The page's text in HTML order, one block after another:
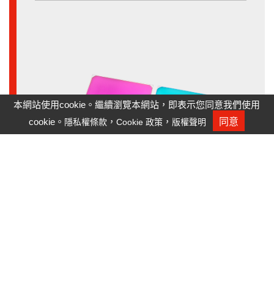
人才招募
本網站使用cookie。繼續瀏覽本網站，即表示您同意我們使用
cookie。 隱私權條款 ，Cookie 政策 ， 版權聲明 同意